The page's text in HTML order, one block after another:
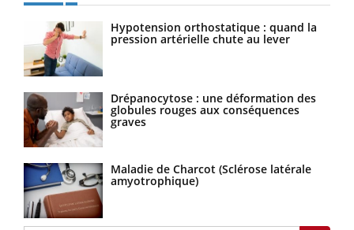
Hypotension orthostatique : quand la
pression artérielle chute au lever
Drépanocytose : une déformation des
globules rouges aux conséquences
graves
Maladie de Charcot (Sclérose latérale
amyotrophique)